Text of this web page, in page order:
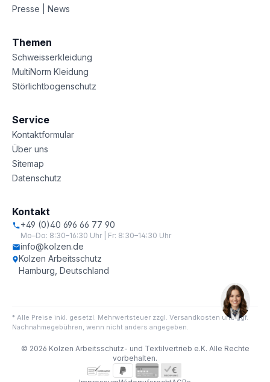
Presse | News
Themen
Schweisserkleidung
MultiNorm Kleidung
Störlichtbogenschutz
Service
Kontaktformular
Über uns
Sitemap
Datenschutz
Kontakt
+49 (0)40 696 66 77 90
Mo–Do: 8:30–16:30 Uhr | Fr: 8:30–14:30 Uhr
info@kolzen.de
Kolzen Arbeitsschutz
Hamburg, Deutschland
* Alle Preise inkl. gesetzl. Mehrwertsteuer zzgl. Versandkosten und ggf.
Nachnahmegebühren, wenn nicht anders angegeben.
© 2026 Kolzen Arbeitsschutz- und Textilvertrieb e.K. Alle Rechte
vorbehalten.